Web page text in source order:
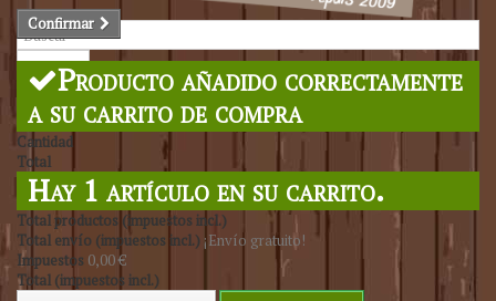
Buscar
Confirmar
Producto añadido correctamente
a su carrito de compra
Cantidad
Total
Hay 1 artículo en su carrito.
Total productos (impuestos incl.)
Total envío (impuestos incl.) ¡Envío gratuito!
Impuestos 0,00 €
Total (impuestos incl.)